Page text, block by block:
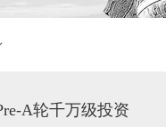
A轮千万级投资